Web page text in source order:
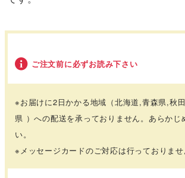
ご注文前に必ずお読み下さい
※お届けに2日かかる地域 （北海道,青森県,秋
県 ）への配送を承っておりません。あらかじ
い。
※メッセージカードのご対応は行っておりませ